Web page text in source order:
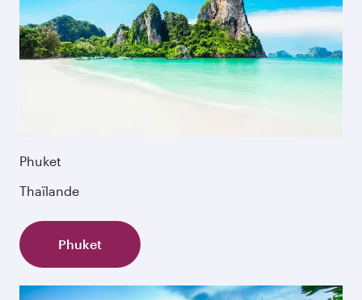
Phuket
Thaïlande
Phuket